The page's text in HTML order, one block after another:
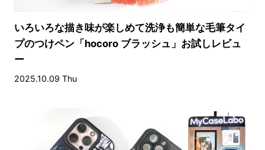
いろいろな描き味が楽しめて洗浄も簡単な毛筆タイ
プのつけペン「hocoro ブラッシュ」お試しレビュ
ー
2025.10.09 Thu